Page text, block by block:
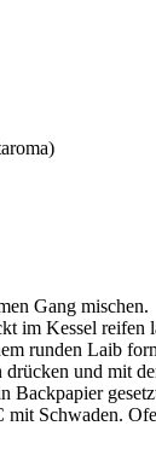
Gang mischen.
im Kessel reifen
runden Laib
und mit
Backpapier
Schwaden.